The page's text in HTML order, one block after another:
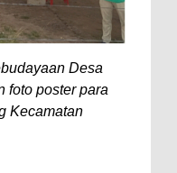
Desa
foto poster para
Kecamatan